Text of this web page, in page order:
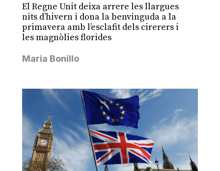
El Regne Unit deixa arrere les llargues
nits d’hivern i dona la benvinguda a la
primavera amb l’esclafit dels cirerers i
les magnòlies florides
Maria Bonillo